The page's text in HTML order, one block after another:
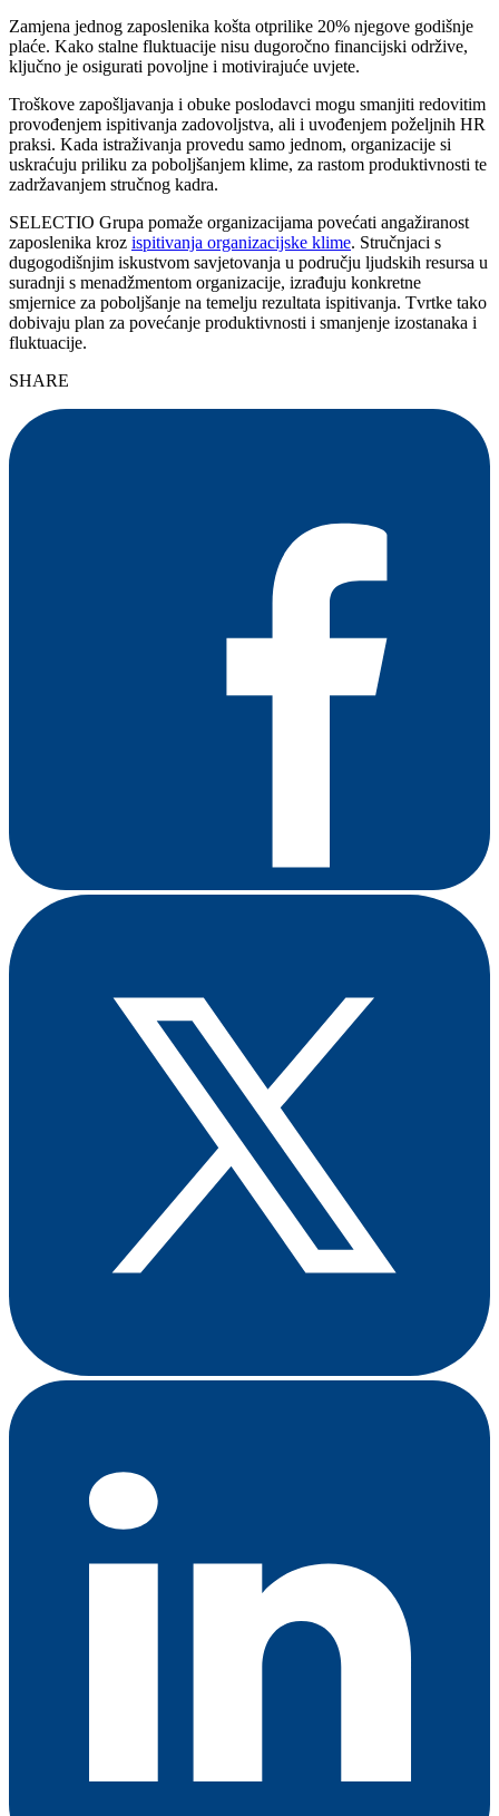
Zamjena jednog zaposlenika košta otprilike 20% njegove godišnje
plaće. Kako stalne fluktuacije nisu dugoročno financijski održive,
ključno je osigurati povoljne i motivirajuće uvjete.
Troškove zapošljavanja i obuke poslodavci mogu smanjiti redovitim
provođenjem ispitivanja zadovoljstva, ali i uvođenjem poželjnih HR
praksi. Kada istraživanja provedu samo jednom, organizacije si
uskraćuju priliku za poboljšanjem klime, za rastom produktivnosti te
zadržavanjem stručnog kadra.
SELECTIO Grupa pomaže organizacijama povećati angažiranost
zaposlenika kroz ispitivanja organizacijske klime. Stručnjaci s
dugogodišnjim iskustvom savjetovanja u području ljudskih resursa u
suradnji s menadžmentom organizacije, izrađuju konkretne
smjernice za poboljšanje na temelju rezultata ispitivanja. Tvrtke tako
dobivaju plan za povećanje produktivnosti i smanjenje izostanaka i
fluktuacije.
SHARE